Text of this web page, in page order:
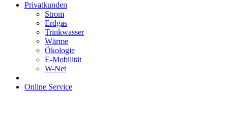
Privatkunden
Strom
Erdgas
Trinkwasser
Wärme
Ökologie
E-Mobilität
W-Net
Online Service